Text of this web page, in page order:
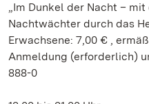
„Im Dunkel der Nacht –
Nachtwächter durch das
Erwachsene: 7,00 € ,
Anmeldung (erforderlich)
888-0